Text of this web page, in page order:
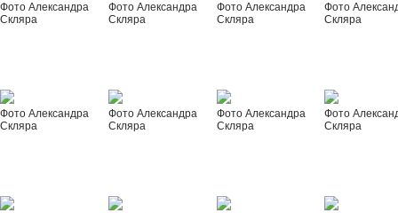
Фото Александра
Скляра
Фото Александра
Скляра
Фото Александра
Скляра
Фото
Скляра
Фото Александра
Скляра
Фото Александра
Скляра
Фото Александра
Скляра
Фото
Скляра